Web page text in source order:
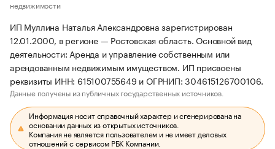
недвижимости
ИП Муллина Наталья Александровна зарегистрирован
12.01.2000, в регионе — Ростовская область. Основной вид
деятельности: Аренда и управление собственным или
арендованным недвижимым имуществом. ИП присвоены
реквизиты ИНН: 615100755649 и ОГРНИП: 304615126700106.
Данные получены из публичных государственных источников.
Информация носит справочный характер и сгенерирована на
основании данных из открытых источников.
Компания не является пользователем и не имеет деловых
отношений с сервисом РБК Компании.